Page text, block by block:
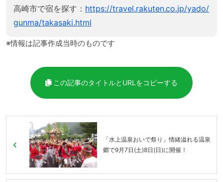
高崎市で宿を探す： https://travel.rakuten.co.jp/yado/
gunma/takasaki.html
※情報は記事作成当時のものです
この記事のタイトルとURLをコピーする
「水上温泉おいで祭り」情緒溢れる温泉
郷で9月7日(土)8日(日)に開催！